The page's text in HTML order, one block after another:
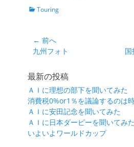
カ Touring
投
稿
ビ
ゲ
ー
シ
ョ
← 前へ
前
投
稿:
九州フォト
最新の投稿
ＡＩに理想の部下を聞いてみた
消費税0%or1％を議論するのは
ＡＩに安田記念を聞いてみた
ＡＩに日本ダービーを聞いてみた
いよいよワールドカップ